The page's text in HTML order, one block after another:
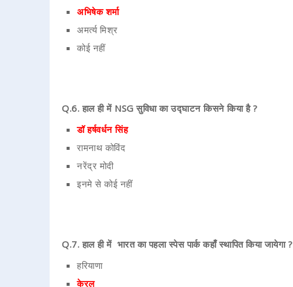
अभिषेक शर्मा
अमर्त्य मिश्र
कोई नहीं
Q.6. हाल ही में NSG सुविधा का उद्घाटन किसने किया है ?
डॉ हर्षवर्धन सिंह
रामनाथ कोविंद
नरेंद्र मोदी
इनमे से कोई नहीं
Q.7. हाल ही में भारत का पहला स्पेस पार्क कहाँ स्थापित किया जायेगा ?
हरियाणा
केरल